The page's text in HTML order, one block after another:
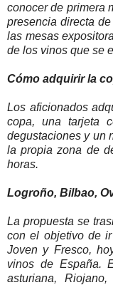
conocer de primera
presencia directa
las mesas
de los vinos que se
Cómo adquirir la
Los aficionados
copa, una tarjeta
degustaciones y un
la propia zona de
horas.
Logroño, Bilbao,
La propuesta se
con el objetivo de
Joven y Fresco,
vinos de España.
asturiana,